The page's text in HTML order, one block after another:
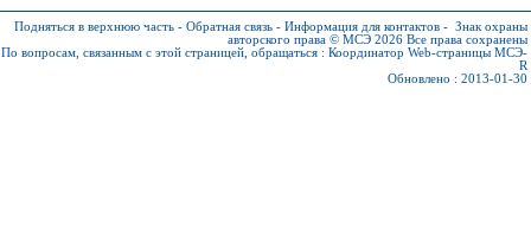
Подняться в верхнюю часть - Обратная связь - Информация для контактов - Знак охраны
авторского права © МСЭ 2026 Все права сохранены
По вопросам, связанным с этой страницей, обращаться : Координатор Web-страницы МСЭ-
R
Обновлено : 2013-01-30